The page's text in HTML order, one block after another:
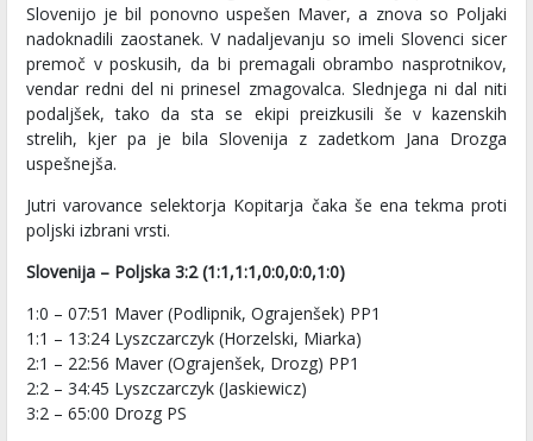
Slovenijo je bil ponovno uspešen Maver, a znova so Poljaki
nadoknadili zaostanek. V nadaljevanju so imeli Slovenci sicer
premoč v poskusih, da bi premagali obrambo nasprotnikov,
vendar redni del ni prinesel zmagovalca. Slednjega ni dal niti
podaljšek, tako da sta se ekipi preizkusili še v kazenskih
strelih, kjer pa je bila Slovenija z zadetkom Jana Drozga
uspešnejša.
Jutri varovance selektorja Kopitarja čaka še ena tekma proti
poljski izbrani vrsti.
Slovenija – Poljska 3:2 (1:1,1:1,0:0,0:0,1:0)
1:0 – 07:51 Maver (Podlipnik, Ograjenšek) PP1
1:1 – 13:24 Lyszczarczyk (Horzelski, Miarka)
2:1 – 22:56 Maver (Ograjenšek, Drozg) PP1
2:2 – 34:45 Lyszczarczyk (Jaskiewicz)
3:2 – 65:00 Drozg PS